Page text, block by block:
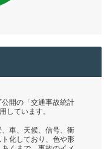
開の「交通事故統計
しています。
車、天候、信号、衝
化しており、色や形